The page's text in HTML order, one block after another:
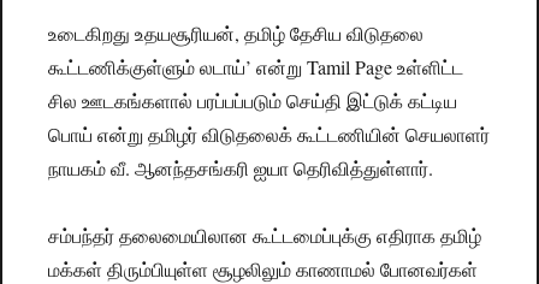
உடைகிறது உதயசூரியன், தமிழ் தேசிய விடுதலை
கூட்டணிக்குள்ளும் லடாய்’ என்று Tamil Page உள்ளிட்ட
சில ஊடகங்களால் பரப்பப்படும் செய்தி இட்டுக் கட்டிய
பொய் என்று தமிழர் விடுதலைக் கூட்டணியின் செயலாளர்
நாயகம் வீ. ஆனந்தசங்கரி ஐயா தெரிவித்துள்ளார்.
சம்பந்தர் தலைமையிலான கூட்டமைப்புக்கு எதிராக தமிழ்
மக்கள் திரும்பியுள்ள சூழலிலும் காணாமல் போனவர்கள்